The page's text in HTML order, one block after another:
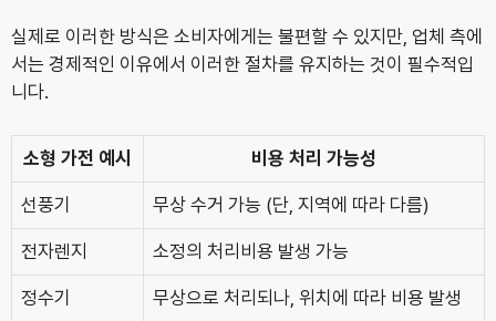
실제로 이러한 방식은 소비자에게는 불편할 수 있지만, 업체 측에
서는 경제적인 이유에서 이러한 절차를 유지하는 것이 필수적입
니다.
소형 가전 예시 비용 처리 가능성
선풍기 무상 수거 가능 (단, 지역에 따라 다름)
전자렌지 소정의 처리비용 발생 가능
정수기 무상으로 처리되나, 위치에 따라 비용 발생